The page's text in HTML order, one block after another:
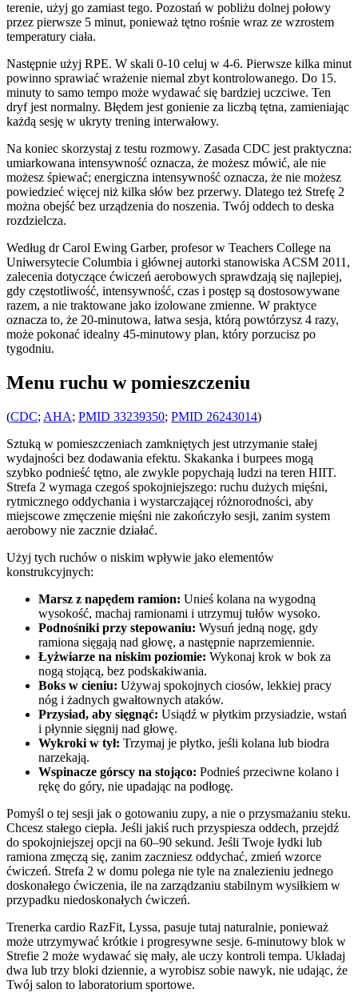
terenie, użyj go zamiast tego. Pozostań w pobliżu dolnej połowy
przez pierwsze 5 minut, ponieważ tętno rośnie wraz ze wzrostem
temperatury ciała.
Następnie użyj RPE. W skali 0-10 celuj w 4-6. Pierwsze kilka minut
powinno sprawiać wrażenie niemal zbyt kontrolowanego. Do 15.
minuty to samo tempo może wydawać się bardziej uczciwe. Ten
dryf jest normalny. Błędem jest gonienie za liczbą tętna, zamieniając
każdą sesję w ukryty trening interwałowy.
Na koniec skorzystaj z testu rozmowy. Zasada CDC jest praktyczna:
umiarkowana intensywność oznacza, że możesz mówić, ale nie
możesz śpiewać; energiczna intensywność oznacza, że nie możesz
powiedzieć więcej niż kilka słów bez przerwy. Dlatego też Strefę 2
można obejść bez urządzenia do noszenia. Twój oddech to deska
rozdzielcza.
Według dr Carol Ewing Garber, profesor w Teachers College na
Uniwersytecie Columbia i głównej autorki stanowiska ACSM 2011,
zalecenia dotyczące ćwiczeń aerobowych sprawdzają się najlepiej,
gdy częstotliwość, intensywność, czas i postęp są dostosowywane
razem, a nie traktowane jako izolowane zmienne. W praktyce
oznacza to, że 20-minutowa, łatwa sesja, którą powtórzysz 4 razy,
może pokonać idealny 45-minutowy plan, który porzucisz po
tygodniu.
Menu ruchu w pomieszczeniu
(CDC; AHA; PMID 33239350; PMID 26243014)
Sztuką w pomieszczeniach zamkniętych jest utrzymanie stałej
wydajności bez dodawania efektu. Skakanka i burpees mogą
szybko podnieść tętno, ale zwykle popychają ludzi na teren HIIT.
Strefa 2 wymaga czegoś spokojniejszego: ruchu dużych mięśni,
rytmicznego oddychania i wystarczającej różnorodności, aby
miejscowe zmęczenie mięśni nie zakończyło sesji, zanim system
aerobowy nie zacznie działać.
Użyj tych ruchów o niskim wpływie jako elementów
konstrukcyjnych:
Marsz z napędem ramion: Unieś kolana na wygodną
wysokość, machaj ramionami i utrzymuj tułów wysoko.
Podnośniki przy stepowaniu: Wysuń jedną nogę, gdy
ramiona sięgają nad głowę, a następnie naprzemiennie.
Łyżwiarze na niskim poziomie: Wykonaj krok w bok za
nogą stojącą, bez podskakiwania.
Boks w cieniu: Używaj spokojnych ciosów, lekkiej pracy
nóg i żadnych gwałtownych ataków.
Przysiad, aby sięgnąć: Usiądź w płytkim przysiadzie, wstań
i płynnie sięgnij nad głowę.
Wykroki w tył: Trzymaj je płytko, jeśli kolana lub biodra
narzekają.
Wspinacze górscy na stojąco: Podnieś przeciwne kolano i
rękę do góry, nie upadając na podłogę.
Pomyśl o tej sesji jak o gotowaniu zupy, a nie o przysmażaniu steku.
Chcesz stałego ciepła. Jeśli jakiś ruch przyspiesza oddech, przejdź
do spokojniejszej opcji na 60–90 sekund. Jeśli Twoje łydki lub
ramiona zmęczą się, zanim zaczniesz oddychać, zmień wzorce
ćwiczeń. Strefa 2 w domu polega nie tyle na znalezieniu jednego
doskonałego ćwiczenia, ile na zarządzaniu stabilnym wysiłkiem w
przypadku niedoskonałych ćwiczeń.
Trenerka cardio RazFit, Lyssa, pasuje tutaj naturalnie, ponieważ
może utrzymywać krótkie i progresywne sesje. 6-minutowy blok w
Strefie 2 może wydawać się mały, ale uczy kontroli tempa. Układaj
dwa lub trzy bloki dziennie, a wyrobisz sobie nawyk, nie udając, że
Twój salon to laboratorium sportowe.